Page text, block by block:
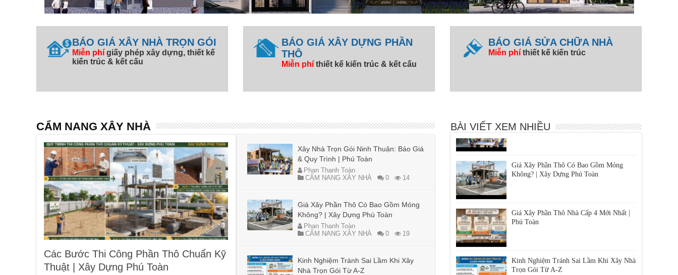
BÁO GIÁ XÂY NHÀ TRỌN GÓI
Miễn phí giấy phép xây dựng, thiết kế
kiến trúc & kết cấu
BÁO GIÁ XÂY DỰNG PHẦN
THÔ
Miễn phí thiết kế kiến trúc & kết cấu
BÁO GIÁ SỬA CHỮA NHÀ
Miễn phí thiết kế kiến trúc
CẨM NANG XÂY NHÀ
Các Bước Thi Công Phần Thô Chuẩn Kỹ
Thuật | Xây Dựng Phú Toàn
Xây Nhà Trọn Gói Ninh Thuận: Báo Giá
& Quy Trình | Phú Toàn
Phan Thanh Toàn
CẨM NANG XÂY NHÀ
0 14
Giá Xây Phần Thô Có Bao Gồm Móng
Không? | Xây Dựng Phú Toàn
Phan Thanh Toàn
CẨM NANG XÂY NHÀ
0 19
Kinh Nghiệm Tránh Sai Lầm Khi Xây
Nhà Trọn Gói Từ A-Z
BÀI VIẾT XEM NHIỀU
Các Bước Thi Công Phần Thô Chuẩn Kỹ
Không? | Xây Dựng Phú Toàn
Phú Toàn
Trọn Gói Từ A-Z